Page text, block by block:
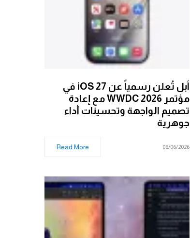
أبل تُعلن رسمياً عن iOS 27 في
مؤتمر WWDC 2026 مع إعادة
تصميم الواجهة وتحسينات أداء
جوهرية
08/06/2026
Read More